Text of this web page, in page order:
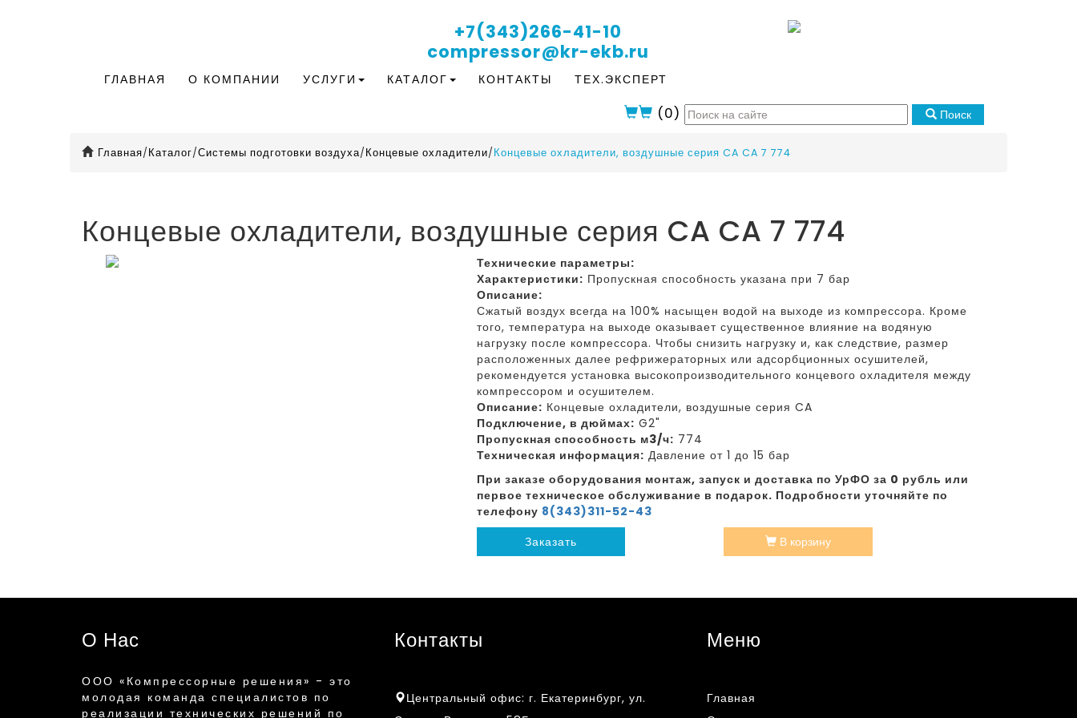
+7(343)266-41-10
compressor@kr-ekb.ru
ГЛАВНАЯ О КОМПАНИИ УСЛУГИ КАТАЛОГ КОНТАКТЫ ТЕХ.ЭКСПЕРТ
(0) Поиск
Главная/Каталог/Системы подготовки воздуха/Концевые охладители/Концевые охладители, воздушные серия CA CA 7 774
Концевые охладители, воздушные серия CA CA 7 774
Технические параметры:
Характеристики: Пропускная способность указана при 7 бар
Описание:
Сжатый воздух всегда на 100% насыщен водой на выходе из компрессора. Кроме
того, температура на выходе оказывает существенное влияние на водяную
нагрузку после компрессора. Чтобы снизить нагрузку и, как следствие, размер
расположенных далее рефрижераторных или адсорбционных осушителей,
рекомендуется установка высокопроизводительного концевого охладителя между
компрессором и осушителем.
Описание: Концевые охладители, воздушные серия CA
Подключение, в дюймах: G2"
Пропускная способность м3/ч: 774
Техническая информация: Давление от 1 до 15 бар
При заказе оборудования монтаж, запуск и доставка по УрФО за 0 рубль или
первое техническое обслуживание в подарок. Подробности уточняйте по
телефону 8(343)311-52-43
Заказать
В корзину
О Нас
ООО «Компрессорные решения» - это
молодая команда специалистов по
реализации технических решений по
Контакты
Центральный офис: г. Екатеринбург, ул.
Меню
Главная